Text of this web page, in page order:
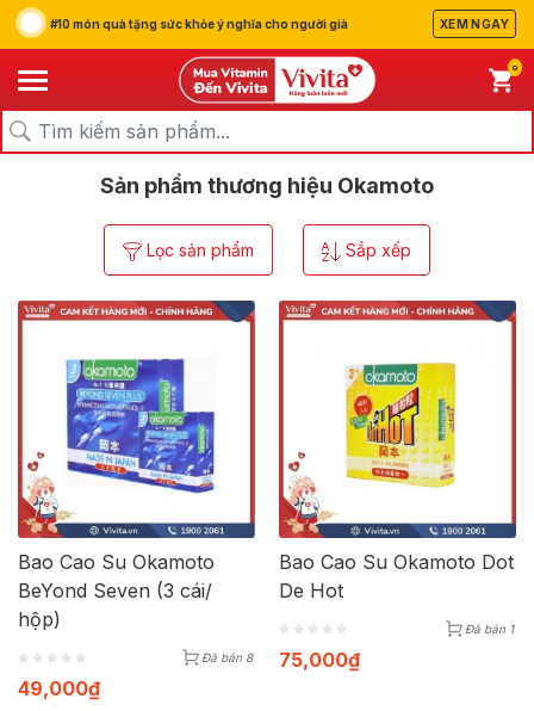
#10 món quà tặng sức khỏe ý nghĩa cho người già XEM NGAY
0
Trang chủ/Thương hiệu/
Sản phẩm thương hiệu Okamoto
Lọc sản phẩm Sắp xếp
Bao Cao Su Okamoto
BeYond Seven (3 cái/
hộp)
Đã bán 8
49,000₫
Bao Cao Su Okamoto Dot
De Hot
Đã bán 1
75,000₫